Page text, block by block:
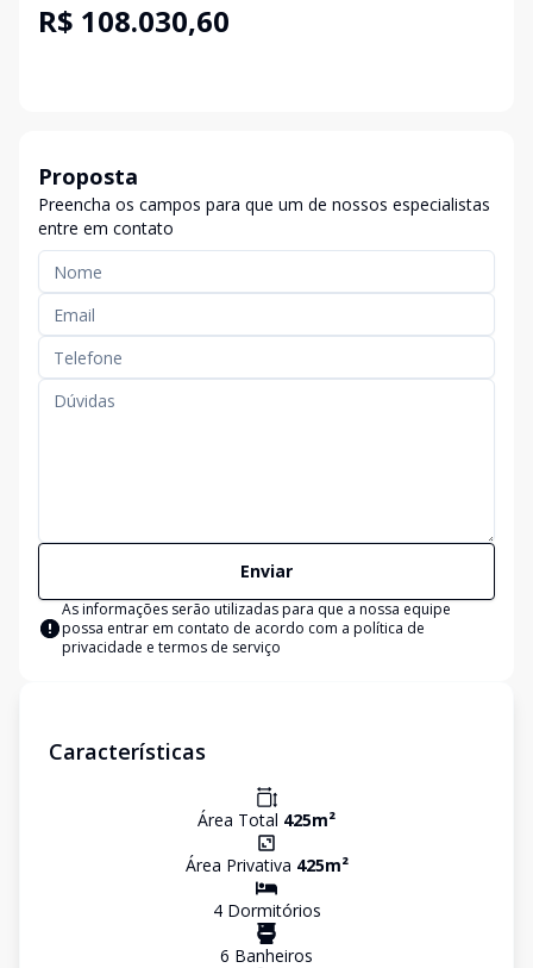
R$ 108.030,60
Proposta
Preencha os campos para que um de nossos especialistas
entre em contato
Enviar
As informações serão utilizadas para que a nossa equipe
possa entrar em contato de acordo com a política de
privacidade e termos de serviço
Características
Área Total 425m²
Área Privativa 425m²
4Dormitórios
6 Banheiros